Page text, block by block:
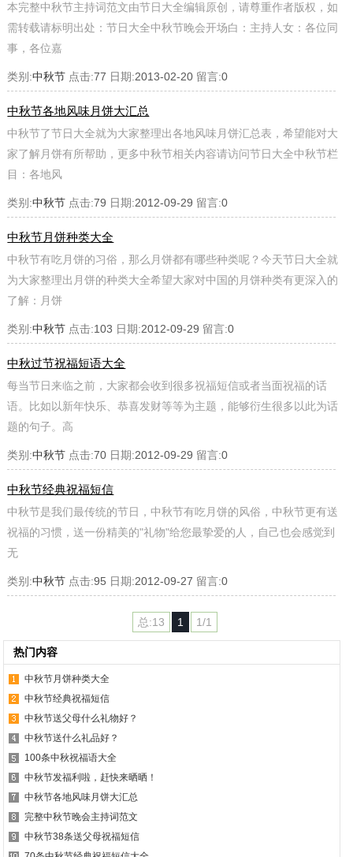
本完整中秋节主持词范文由节日大全编辑原创，请尊重作者版权，如
需转载请标明出处：节日大全中秋节晚会开场白：主持人女：各位同
事，各位嘉
类别:中秋节 点击:77 日期:2013-02-20 留言:0
中秋节各地风味月饼大汇总
中秋节了节日大全就为大家整理出各地风味月饼汇总表，希望能对大
家了解月饼有所帮助，更多中秋节相关内容请访问节日大全中秋节栏
目：各地风
类别:中秋节 点击:79 日期:2012-09-29 留言:0
中秋节月饼种类大全
中秋节有吃月饼的习俗，那么月饼都有哪些种类呢？今天节日大全就
为大家整理出月饼的种类大全希望大家对中国的月饼种类有更深入的
了解：月饼
类别:中秋节 点击:103 日期:2012-09-29 留言:0
中秋过节祝福短语大全
每当节日来临之前，大家都会收到很多祝福短信或者当面祝福的话
语。比如以新年快乐、恭喜发财等等为主题，能够衍生很多以此为话
题的句子。高
类别:中秋节 点击:70 日期:2012-09-29 留言:0
中秋节经典祝福短信
中秋节是我们最传统的节日，中秋节有吃月饼的风俗，中秋节更有送
祝福的习惯，送一份精美的"礼物"给您最挚爱的人，自己也会感觉到
无
类别:中秋节 点击:95 日期:2012-09-27 留言:0
总:13 1 1/1
热门内容
中秋节月饼种类大全
中秋节经典祝福短信
中秋节送父母什么礼物好？
中秋节送什么礼品好？
100条中秋祝福语大全
中秋节发福利啦，赶快来晒晒！
中秋节各地风味月饼大汇总
完整中秋节晚会主持词范文
中秋节38条送父母祝福短信